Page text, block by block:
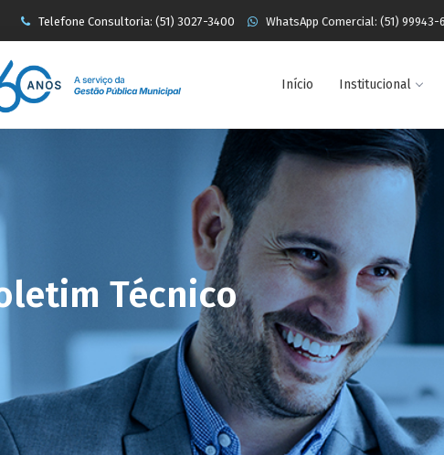
Telefone Consultoria: (51) 3027-3400 WhatsApp Comercial: (51) 99943-
Início Institucional
Técnico